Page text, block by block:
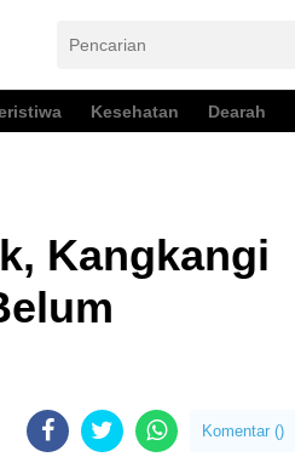
Kesehatan Dearah
Kangkangi
Komentar ()